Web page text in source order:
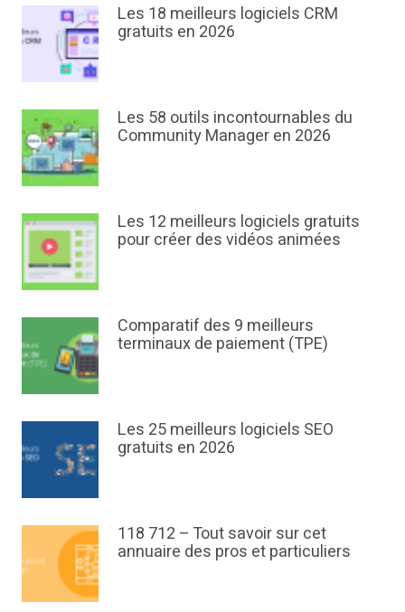
Les 18 meilleurs logiciels CRM
gratuits en 2026
Les 58 outils incontournables du
Community Manager en 2026
Les 12 meilleurs logiciels gratuits
pour créer des vidéos animées
Comparatif des 9 meilleurs
terminaux de paiement (TPE)
Les 25 meilleurs logiciels SEO
gratuits en 2026
118 712 – Tout savoir sur cet
annuaire des pros et particuliers